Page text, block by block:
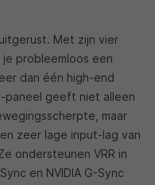
Met zijn vier
probleemloos een
dan één high-end
paneel geeft niet alleen
maar
zeer lage input-lag van
ondersteunen VRR in
en NVIDIA G-Sync